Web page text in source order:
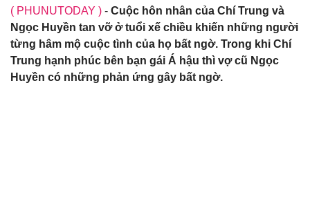
( PHUNUTODAY ) - Cuộc hôn nhân của Chí Trung và
Ngọc Huyền tan vỡ ở tuổi xế chiều khiến những người
từng hâm mộ cuộc tình của họ bất ngờ. Trong khi Chí
Trung hạnh phúc bên bạn gái Á hậu thì vợ cũ Ngọc
Huyền có những phản ứng gây bất ngờ.